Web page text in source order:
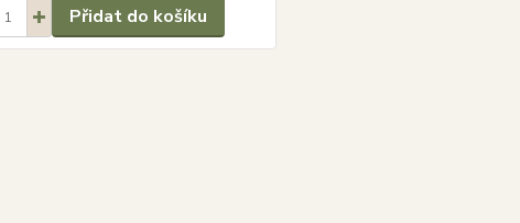
Přidat do košíku